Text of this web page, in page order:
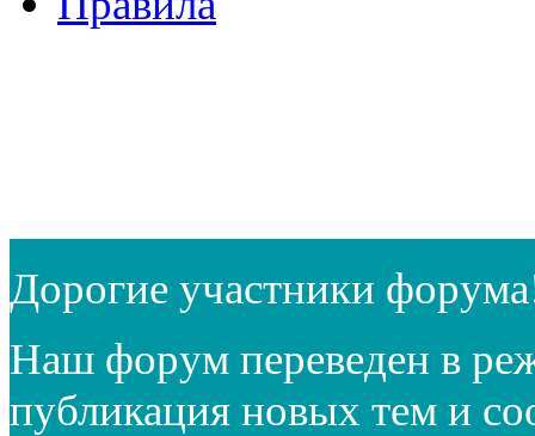
Дорогие участники
Наш форум переведен в
публикация новых тем и